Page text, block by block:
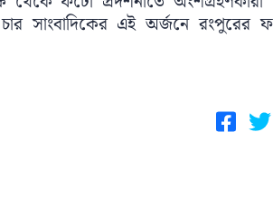
চার সাংবাদিকের এই অর্জনে রংপুরের